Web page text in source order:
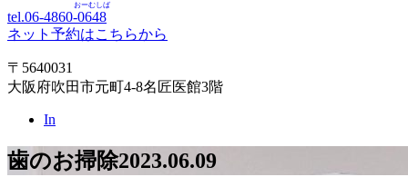
tel.06-4860-0648
おーむしば
ネット予約はこちらから
〒5640031
大阪府吹田市元町4-8名匠医館3階
In
歯のお掃除2023.06.09